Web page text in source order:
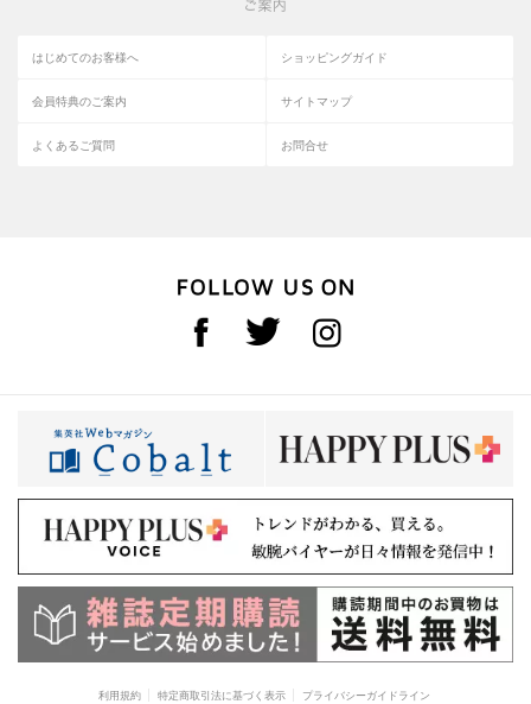
はじめてのお客様へ ショッピングガイド
会員特典のご案内 サイトマップ
よくあるご質問 お問合せ
利用規約 特定商取引法に基づく表示 プライバシーガイドライン